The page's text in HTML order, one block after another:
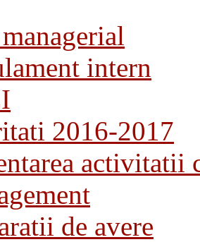
intern
2016-2017
activitatii
de avere